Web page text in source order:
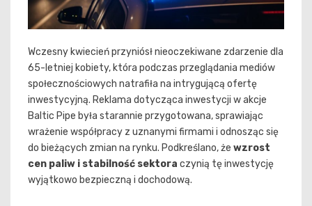
Wczesny kwiecień przyniósł nieoczekiwane zdarzenie dla
65-letniej kobiety, która podczas przeglądania mediów
społecznościowych natrafiła na intrygującą ofertę
inwestycyjną. Reklama dotycząca inwestycji w akcje
Baltic Pipe była starannie przygotowana, sprawiając
wrażenie współpracy z uznanymi firmami i odnosząc się
do bieżących zmian na rynku. Podkreślano, że wzrost
cen paliw i stabilność sektora czynią tę inwestycję
wyjątkowo bezpieczną i dochodową.